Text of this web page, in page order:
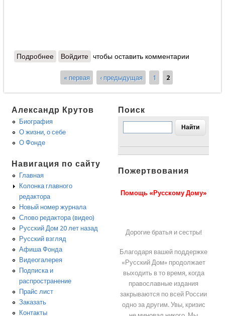
Подробнеео Ответы протоиерея Александра Шаргунова
Войдите чтобы оставить комментарии
Страницы« первая ‹ предыдущая 1 2
Александр Крутов
Биография
О жизни, о себе
О Фонде
Навигация по сайту
Главная
Колонка главного
редактора
Новый номер журнала
Слово редактора (видео)
Русский Дом 20 лет назад
Русский взгляд
Афиша Фонда
Видеогалерея
Подписка и
распространение
Прайс лист
Заказать
Контакты
Поиск
Пожертвования
Помощь «Русскому Дому»
Дорогие братья и сестры!
Благодаря вашей поддержке
«Русский Дом» продолжает
выходить в то время, когда
православные издания
закрываются по всей России
одно за другим. Увы, кризис